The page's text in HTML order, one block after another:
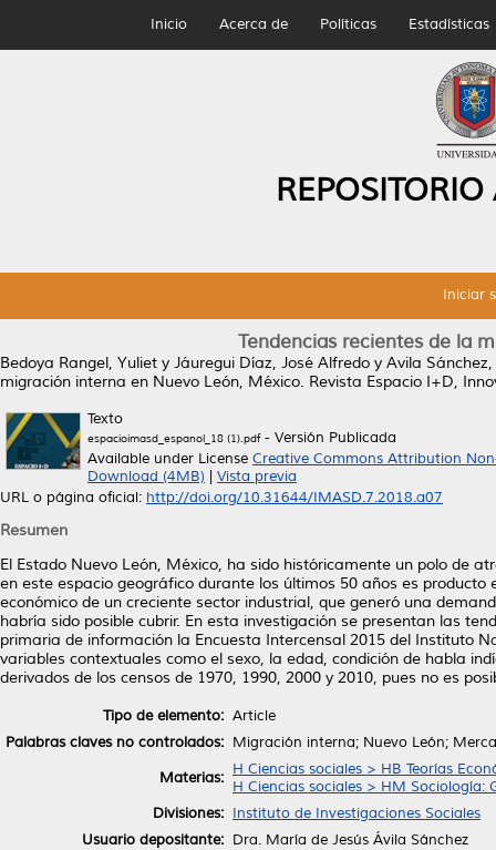
Inicio Acerca de Políticas Estadísticas
Iniciar
Tendencias recientes de la
Bedoya Rangel, Yuliet y Jáuregui Díaz, José Alfredo y Avila
migración interna en Nuevo León, México. Revista Espacio I+D,
Texto
espacioimasd_espanol_18 (1).pdf- Versión Publicada
Available under License Creative Commons Attribution
Download (4MB)
Vista previa
URL o página oficial: http://doi.org/10.31644/IMASD.7.2018.a07
Resumen
El Estado Nuevo León, México, ha sido históricamente un polo de
en este espacio geográfico durante los últimos 50 años es
económico de un creciente sector industrial, que generó una
habría sido posible cubrir. En esta investigación se presentan las
primaria de información la Encuesta Intercensal 2015 del Instituto
variables contextuales como el sexo, la edad, condición de habla
derivados de los censos de 1970, 1990, 2000 y 2010, pues no es
Tipo de elemento: Article
Palabras claves no controlados: Migración interna; Nuevo León;
Materias: H Ciencias sociales > HB Teorías
H Ciencias sociales > HM Sociología:
Divisiones: Instituto de Investigaciones Sociales
Usuario depositante: Dra. María de Jesús Ávila Sánchez